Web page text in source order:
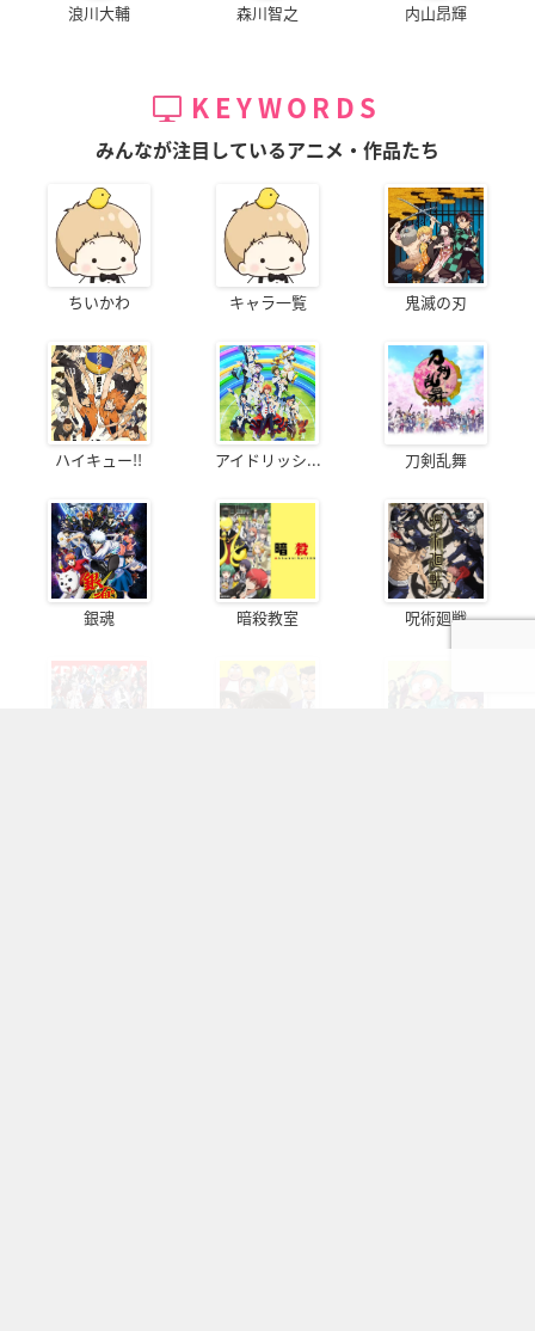
浪川大輔 森川智之 内山昂輝
KEYWORDS
みんなが注目しているアニメ・作品たち
ちいかわ キャラ一覧 鬼滅の刃
ハイキュー!! アイドリッシ... 刀剣乱舞
銀魂 暗殺教室 呪術廻戦